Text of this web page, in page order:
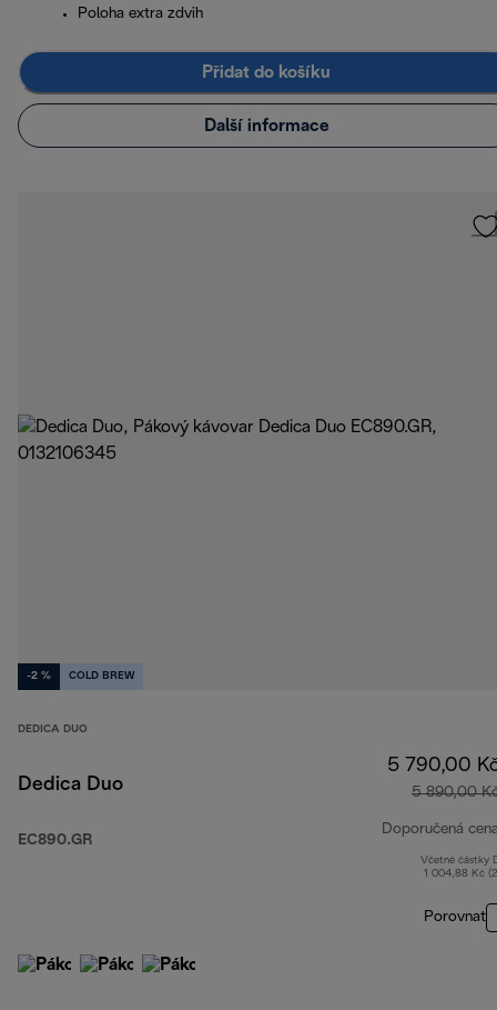
Poloha extra zdvih
Přidat do košíku
Další informace
-2 % COLD BREW
DEDICA DUO
Dedica Duo
EC890.GR
5 790,00
5 890,00
Doporučená
Včetně částky
1 004,88 Kč
Porovnat